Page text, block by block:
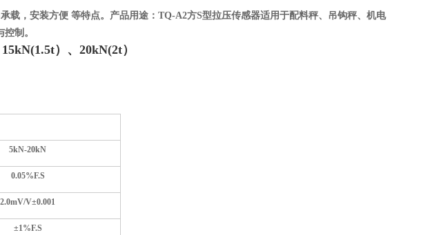
载，安装方便 等特点。 产品用途：TQ-A2方S型拉压传感器适用于配料秤、吊钩秤、机电
制。
）、20kN(2t）
5kN-20kN
0.05%F.S
2.0mV/V±0.001
±1%F.S